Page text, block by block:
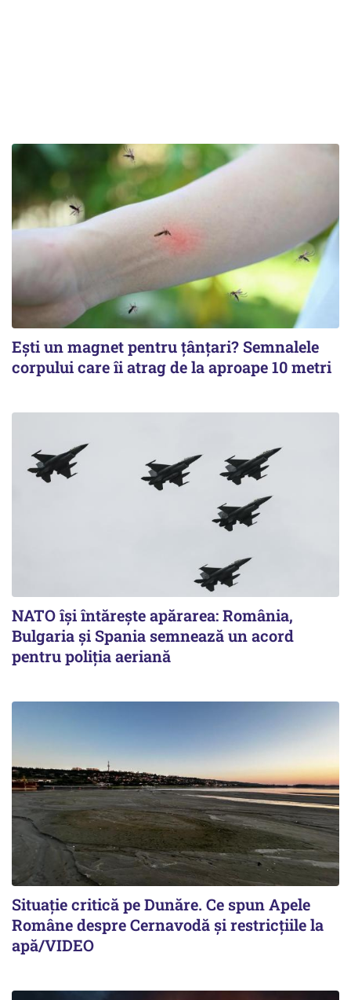
Ești un magnet pentru țânțari? Semnalele
corpului care îi atrag de la aproape 10 metri
NATO își întărește apărarea: România,
Bulgaria și Spania semnează un acord
pentru poliția aeriană
Situație critică pe Dunăre. Ce spun Apele
Române despre Cernavodă și restricțiile la
apă/VIDEO